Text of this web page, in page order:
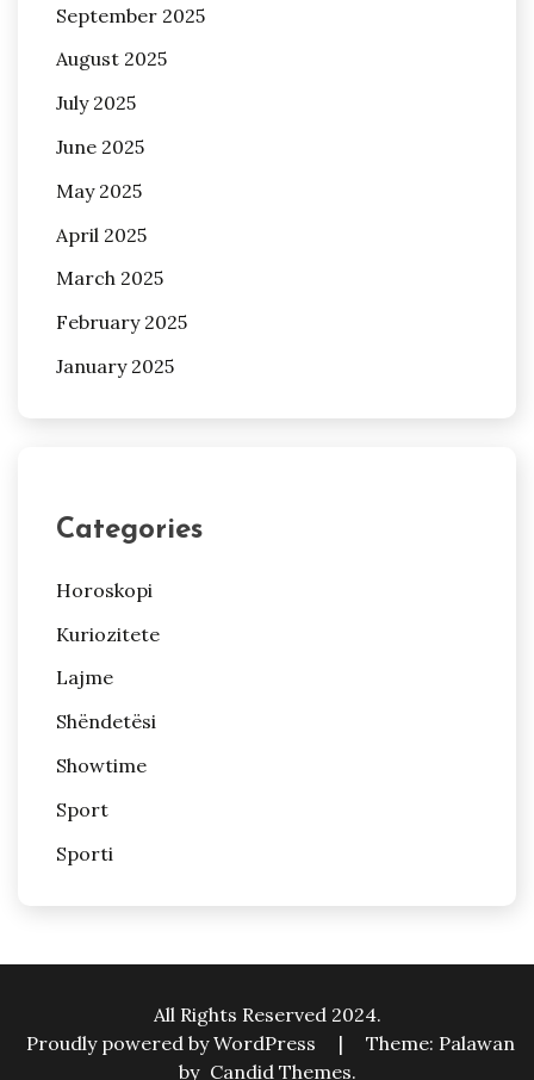
September 2025
August 2025
July 2025
June 2025
May 2025
April 2025
March 2025
February 2025
January 2025
Categories
Horoskopi
Kuriozitete
Lajme
Shëndetësi
Showtime
Sport
Sporti
All Rights Reserved 2024.
Proudly powered by WordPress
|
Theme: Palawan
by Candid Themes.